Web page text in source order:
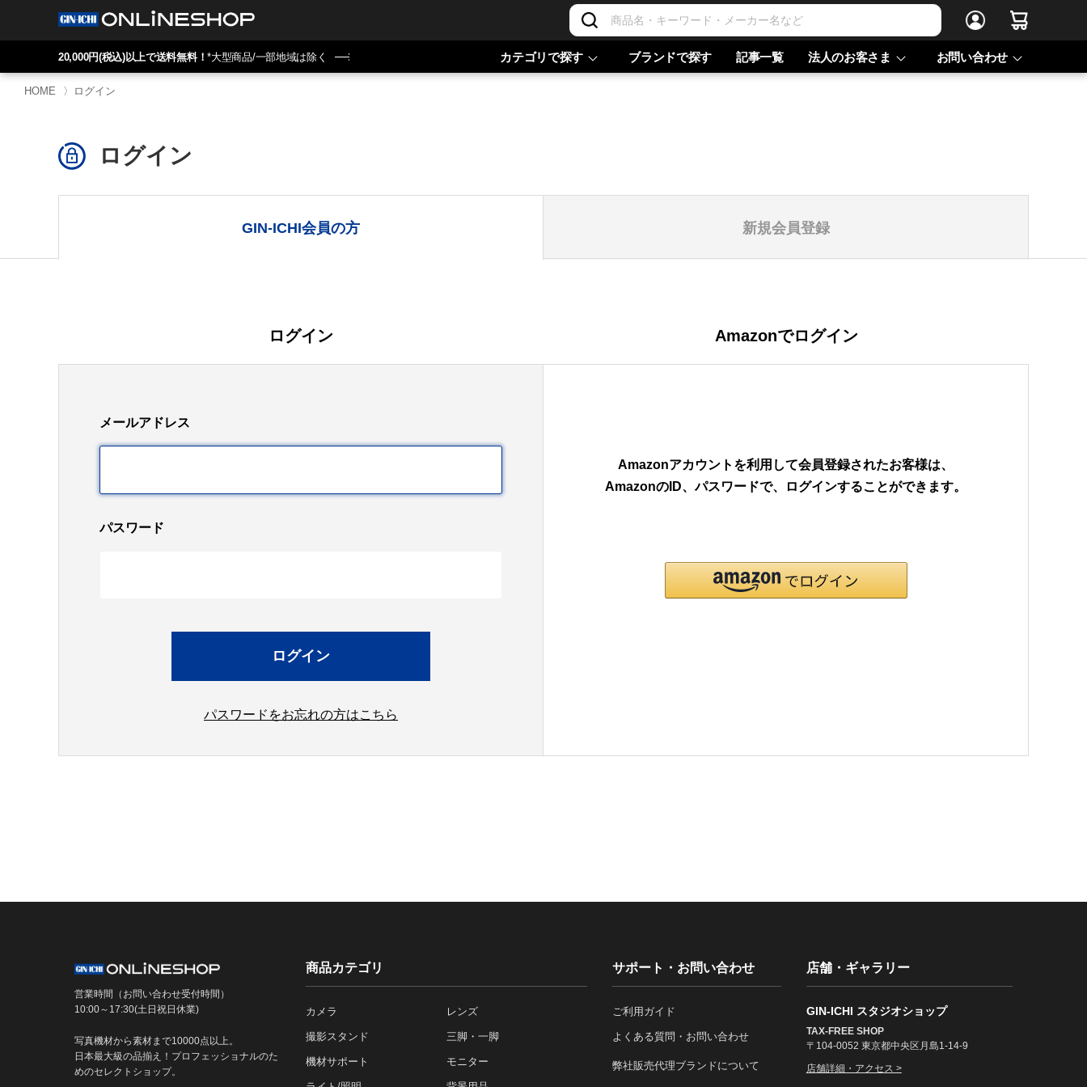
20,000円(税込)以上で送料無料！*大型商品/一部地域は除く カテゴリで探す ブランドで探す 記事一覧 法人のお客さま お問い合わせ
HOME 〉 ログイン
ログイン
GIN-ICHI会員の方 新規会員登録
ログイン
メールアドレス
パスワード
パスワードをお忘れの方はこちら
Amazonでログイン
Amazonアカウントを利用して会員登録されたお客様は、
AmazonのID、パスワードで、ログインすることができます。
営業時間（お問い合わせ受付時間）
10:00～17:30(土日祝日休業)
写真機材から素材まで10000点以上。
日本最大級の品揃え！プロフェッショナルのた
めのセレクトショップ。
商品カテゴリ
カメラ レンズ
撮影スタンド 三脚・一脚
機材サポート モニター
サポート・お問い合わせ
ご利用ガイド
よくある質問・お問い合わせ
弊社販売代理ブランドについて
店舗・ギャラリー
GIN-ICHI スタジオショップ
TAX-FREE SHOP
〒104-0052 東京都中央区月島1-14-9
店舗詳細・アクセス >